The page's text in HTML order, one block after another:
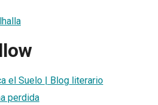
el Suelo | Blog literario
perdida